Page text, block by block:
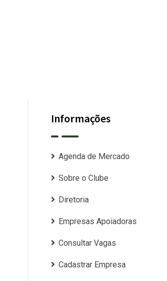
Informações
Agenda de Mercado
Sobre o Clube
Diretoria
Empresas Apoiadoras
Consultar Vagas
Cadastrar Empresa